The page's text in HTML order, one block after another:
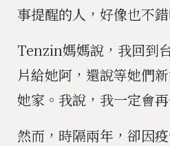
事提醒的人，好像也不錯
Tenzin媽媽說，我回到
片給她阿，還說等她們
她家。我說，我一定會
然而，時隔兩年，卻因